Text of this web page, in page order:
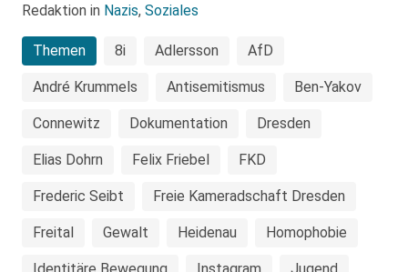
Redaktion in Nazis, Soziales
Themen 8i Adlersson AfD
André Krummels Antisemitismus Ben-Yakov
Connewitz Dokumentation Dresden
Elias Dohrn Felix Friebel FKD
Frederic Seibt Freie Kameradschaft Dresden
Freital Gewalt Heidenau Homophobie